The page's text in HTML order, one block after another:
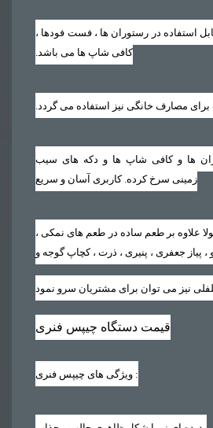
استفاده در رستوران ها ، فست فودها ،
کافی شاپ ها می باشد‏.‏
مصارف خانگی نیز استفاده می گردد‏.‏
ها و کافی شاپ ها و دکه های سیب
زمینی سرخ کرده. کاربری آسان و سریع
علاوه بر طعم ساده در طعم های نمکی ،
، پیاز جعفری ، پنیری ، ذرت ، کچاپ گوجه و
قیمت دستگاه چیپس فنری
ویژگی های چیپس فنری :